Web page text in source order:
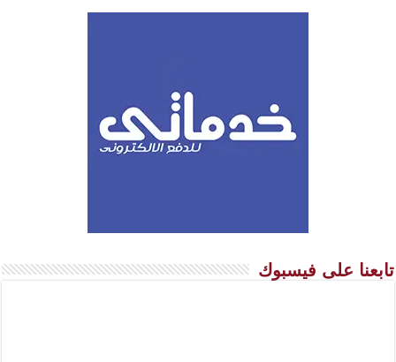
تابعنا على فيسبوك